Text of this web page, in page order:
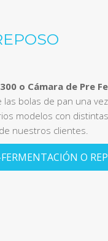
o Cámara de Pre
bolas de pan una
modelos con
nuestros clientes.
O